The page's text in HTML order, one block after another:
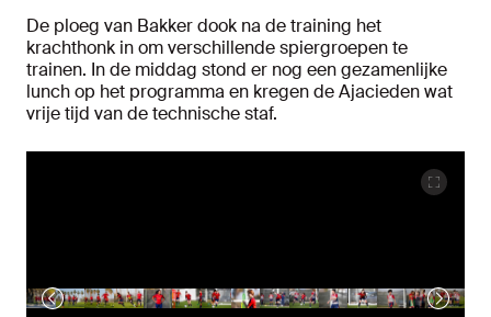
De ploeg van Bakker dook na de training het
krachthonk in om verschillende spiergroepen te
trainen. In de middag stond er nog een gezamenlijke
lunch op het programma en kregen de Ajacieden wat
vrije tijd van de technische staf.